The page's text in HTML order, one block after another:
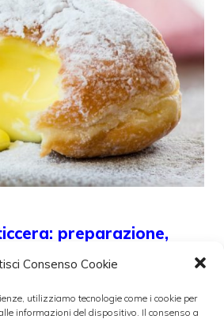
Consenso Cookie
utilizziamo tecnologie come i cookie per
informazioni del dispositivo. Il consenso a
preparazione,